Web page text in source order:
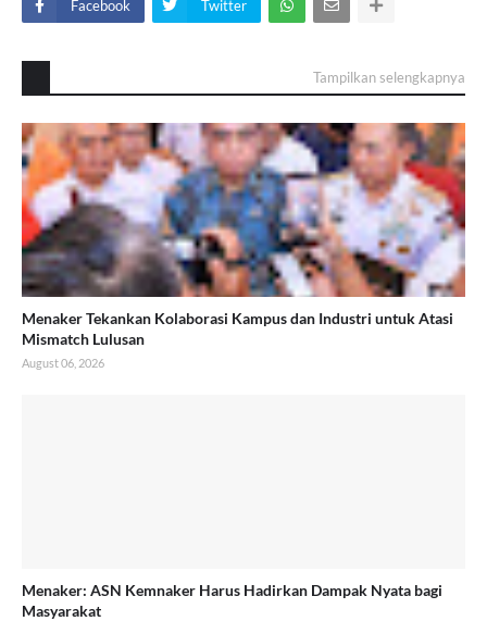
Facebook Twitter
Tampilkan selengkapnya
Menaker Tekankan Kolaborasi Kampus dan Industri untuk Atasi
Mismatch Lulusan
August 06, 2026
Menaker: ASN Kemnaker Harus Hadirkan Dampak Nyata bagi
Masyarakat